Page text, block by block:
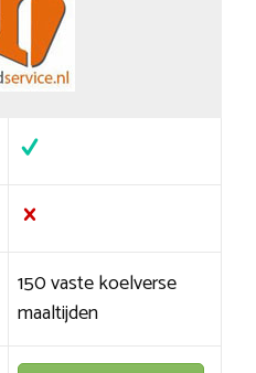
150 vaste koelverse
maaltijden